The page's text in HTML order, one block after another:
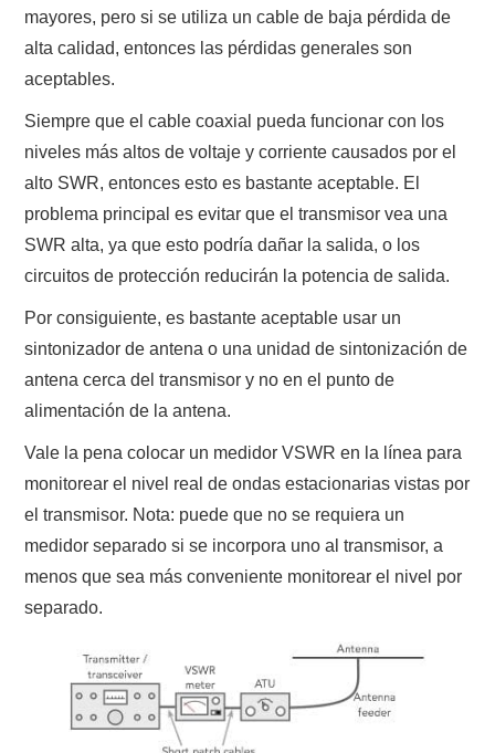
mayores, pero si se utiliza un cable de baja pérdida de
alta calidad, entonces las pérdidas generales son
aceptables.
Siempre que el cable coaxial pueda funcionar con los
niveles más altos de voltaje y corriente causados ​​por el
alto SWR, entonces esto es bastante aceptable. El
problema principal es evitar que el transmisor vea una
SWR alta, ya que esto podría dañar la salida, o los
circuitos de protección reducirán la potencia de salida.
Por consiguiente, es bastante aceptable usar un
sintonizador de antena o una unidad de sintonización de
antena cerca del transmisor y no en el punto de
alimentación de la antena.
Vale la pena colocar un medidor VSWR en la línea para
monitorear el nivel real de ondas estacionarias vistas por
el transmisor. Nota: puede que no se requiera un
medidor separado si se incorpora uno al transmisor, a
menos que sea más conveniente monitorear el nivel por
separado.